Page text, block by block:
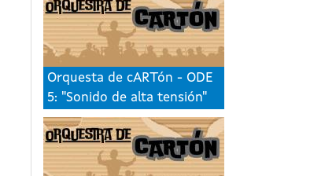
Orquesta de cARTón - ODE
5: "Sonido de alta tensión"